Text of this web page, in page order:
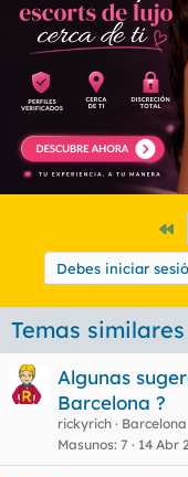
Debes iniciar
Temas similares
Algunas
Barcelona ?
rickyrich
Barcelona
Masunos 7 14 Abr